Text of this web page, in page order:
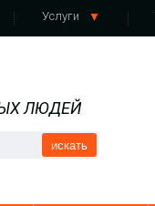
Услуги
ЛЮДЕЙ
искать